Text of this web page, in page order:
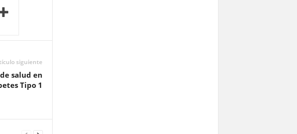
siguiente
salud en
Tipo 1